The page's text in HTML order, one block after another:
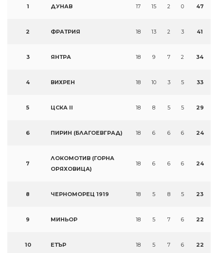
1 ДУНАВ 17 15 2 0 47
2 ФРАТРИЯ 18 13 2 3 41
3 ЯНТРА 18 9 7 2 34
4 ВИХРЕН 18 10 3 5 33
5 ЦСКА II 18 8 5 5 29
6 ПИРИН (БЛАГОЕВГРАД) 18 6 6 6 24
7
ЛОКОМОТИВ (ГОРНА
ОРЯХОВИЦА)
18 6 6 6 24
8 ЧЕРНОМОРЕЦ 1919 18 5 8 5 23
9 МИНЬОР 18 5 7 6 22
10 ЕТЪР 18 5 7 6 22